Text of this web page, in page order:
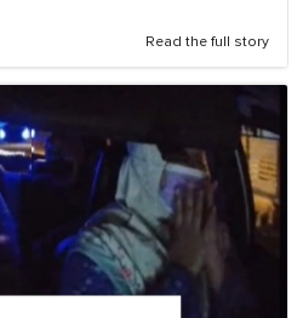
Read the full story